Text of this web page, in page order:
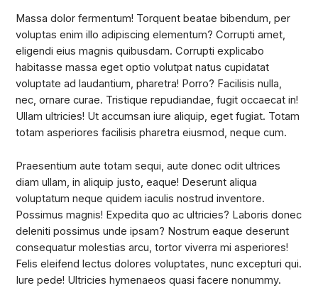
Massa dolor fermentum! Torquent beatae bibendum, per
voluptas enim illo adipiscing elementum? Corrupti amet,
eligendi eius magnis quibusdam. Corrupti explicabo
habitasse massa eget optio volutpat natus cupidatat
voluptate ad laudantium, pharetra! Porro? Facilisis nulla,
nec, ornare curae. Tristique repudiandae, fugit occaecat in!
Ullam ultricies! Ut accumsan iure aliquip, eget fugiat. Totam
totam asperiores facilisis pharetra eiusmod, neque cum.
Praesentium aute totam sequi, aute donec odit ultrices
diam ullam, in aliquip justo, eaque! Deserunt aliqua
voluptatum neque quidem iaculis nostrud inventore.
Possimus magnis! Expedita quo ac ultricies? Laboris donec
deleniti possimus unde ipsam? Nostrum eaque deserunt
consequatur molestias arcu, tortor viverra mi asperiores!
Felis eleifend lectus dolores voluptates, nunc excepturi qui.
Iure pede! Ultricies hymenaeos quasi facere nonummy.